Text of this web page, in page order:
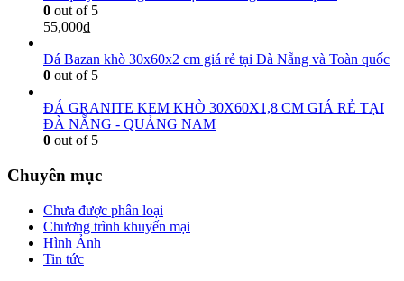
0 out of 5
55,000₫
Đá Bazan khò 30x60x2 cm giá rẻ tại Đà Nẵng và Toàn quốc
0 out of 5
ĐÁ GRANITE KEM KHÒ 30X60X1,8 CM GIÁ RẺ TẠI
ĐÀ NẴNG - QUẢNG NAM
0 out of 5
Chuyên mục
Chưa được phân loại
Chương trình khuyến mại
Hình Ảnh
Tin tức